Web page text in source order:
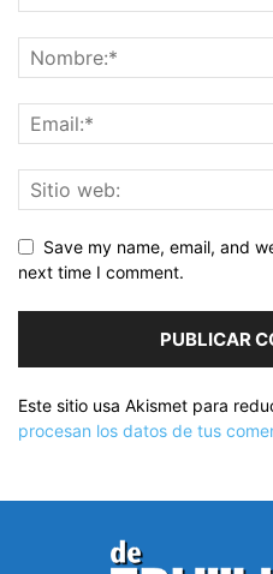
Save my name, email, and
next time I comment.
Este sitio usa Akismet para
procesan los datos de tus